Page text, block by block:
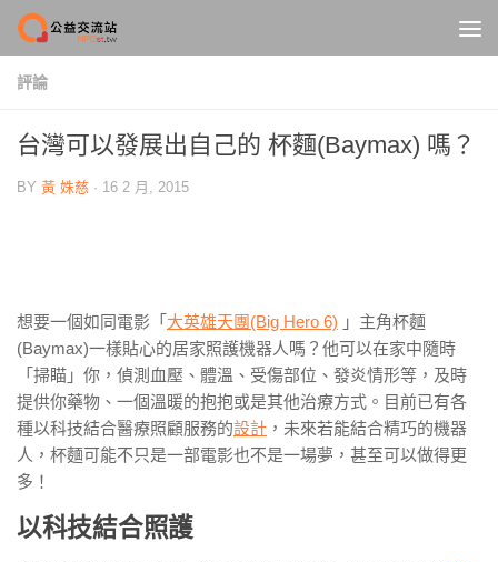
Skip to content
評論
台灣可以發展出自己的 杯麵(Baymax) 嗎？
BY 黃 姝慈 · 16 2 月, 2015
想要一個如同電影「 大英雄天團(Big Hero 6) 」主角杯麵
(Baymax)一樣貼心的居家照護機器人嗎？他可以在家中隨時
「掃瞄」你，偵測血壓、體溫、受傷部位、發炎情形等，及時
提供你藥物、一個溫暖的抱抱或是其他治療方式。目前已有各
種以科技結合醫療照顧服務的設計 ，未來若能結合精巧的機器
人，杯麵可能不只是一部電影也不是一場夢，甚至可以做得更
多！
以科技結合照護